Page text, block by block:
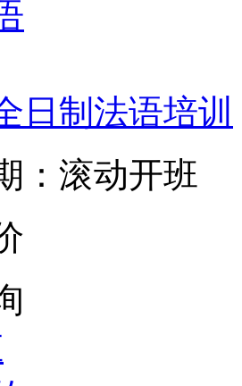
日制法语培训
：滚动开班